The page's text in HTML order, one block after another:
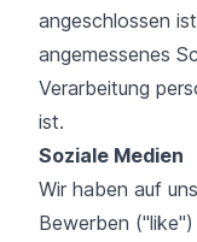
angeschlossen
angemessenes
Verarbeitung
ist.
Soziale Medien
Wir haben auf
Bewerben